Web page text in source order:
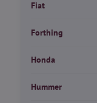
Fiat
Forthing
Honda
Hummer